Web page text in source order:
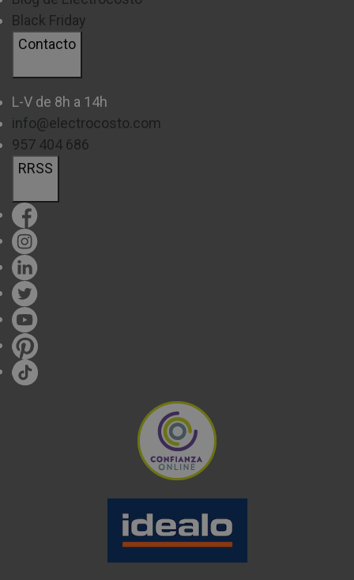
Black Friday
Contacto
L-V de 8h a 14h
info@electrocosto.com
957 404 686
RRSS